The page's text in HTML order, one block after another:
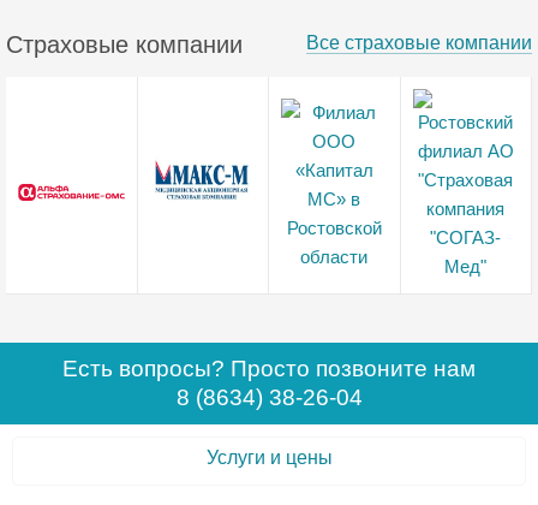
Страховые компании Все страховые компании
Есть вопросы? Просто позвоните нам
8 (8634) 38-26-04
Услуги и цены